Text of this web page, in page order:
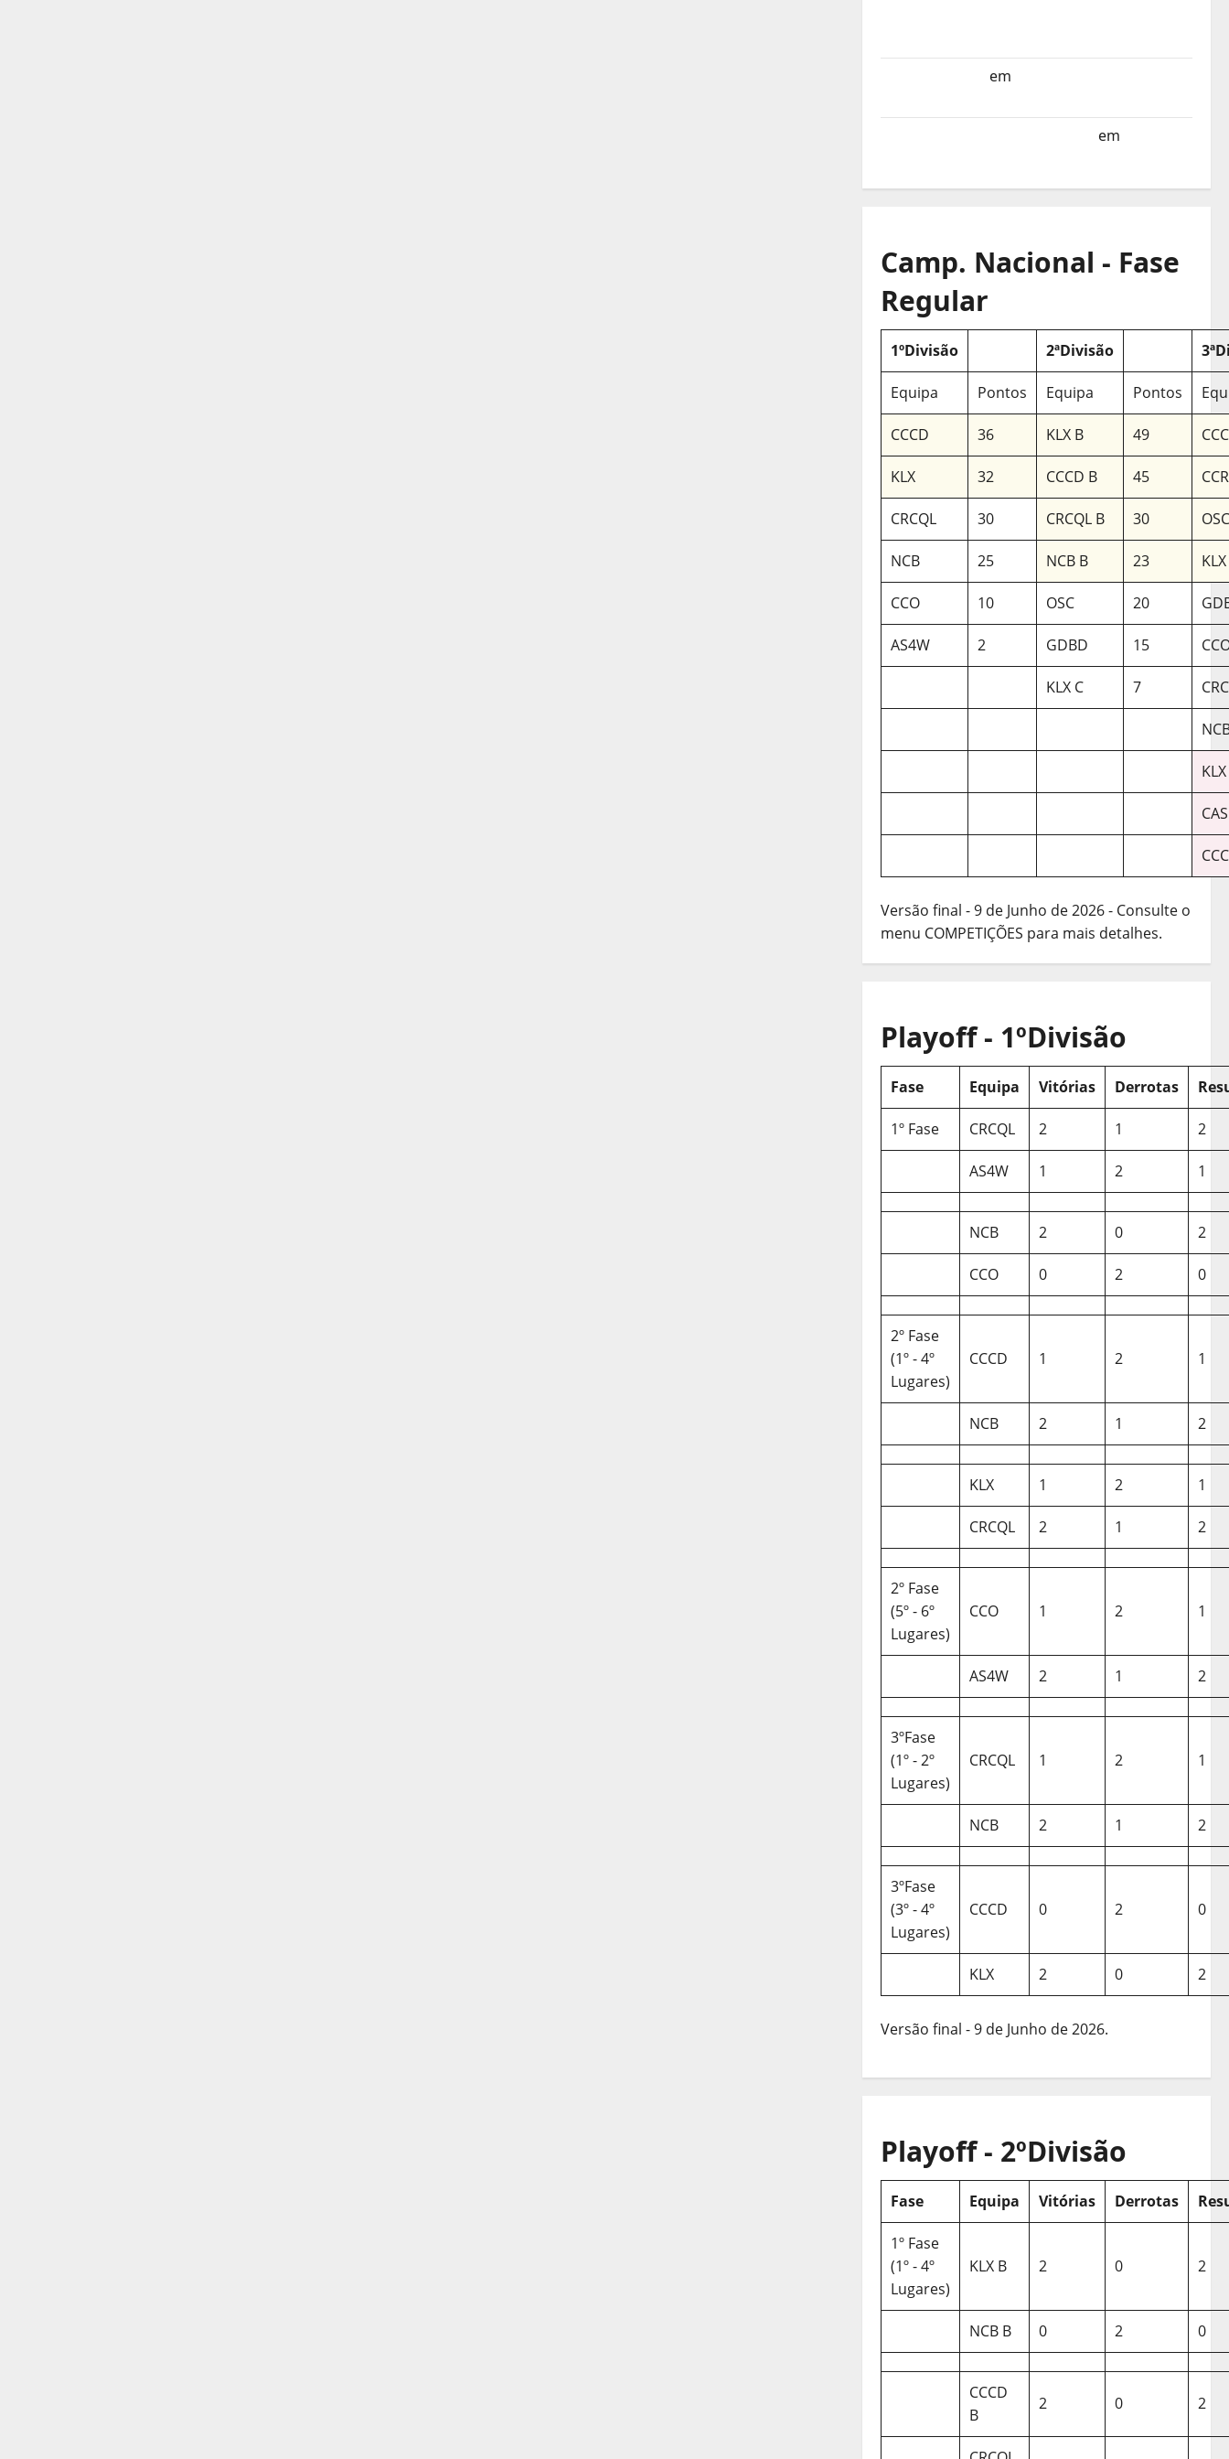
em
em
Camp. Nacional - Fase
Regular
1ºDivisão 2ªDivisão
Equipa Pontos Equipa Pontos
CCCD 36 KLX B 49
KLX 32 CCCD B 45
CRCQL 30 CRCQL B 30
NCB 25 NCB B 23
CCO 10 OSC 20
AS4W 2 GDBD 15
KLX C 7
Versão final - 9 de Junho de 2026 - Consulte o
menu COMPETIÇÕES para mais detalhes.
Playoff - 1ºDivisão
Fase Equipa Vitórias Derrotas
1º Fase CRCQL 2 1 2
AS4W 1 2 1
NCB 2 0 2
CCO 0 2 0
2º Fase
(1º - 4º
Lugares)
CCCD 1 2 1
NCB 2 1 2
KLX 1 2 1
CRCQL 2 1 2
2º Fase
(5º - 6º
Lugares)
CCO 1 2 1
AS4W 2 1 2
3ºFase
(1º - 2º
Lugares)
CRCQL 1 2 1
NCB 2 1 2
3ºFase
(3º - 4º
Lugares)
CCCD 0 2 0
KLX 2 0 2
Versão final - 9 de Junho de 2026.
Playoff - 2ºDivisão
Fase Equipa Vitórias Derrotas
1º Fase
(1º - 4º
Lugares)
KLX B 2 0 2
NCB B 0 2 0
CCCD
B
2 0 2